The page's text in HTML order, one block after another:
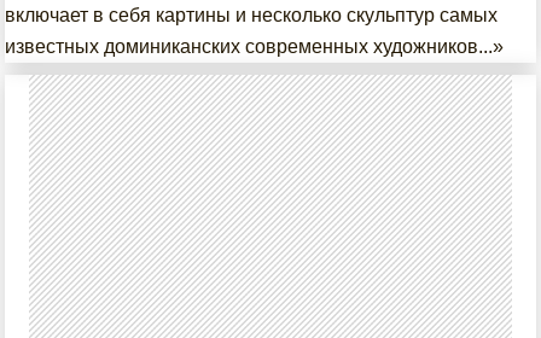
включает в себя картины и несколько скульптур самых
известных доминиканских современных художников...»